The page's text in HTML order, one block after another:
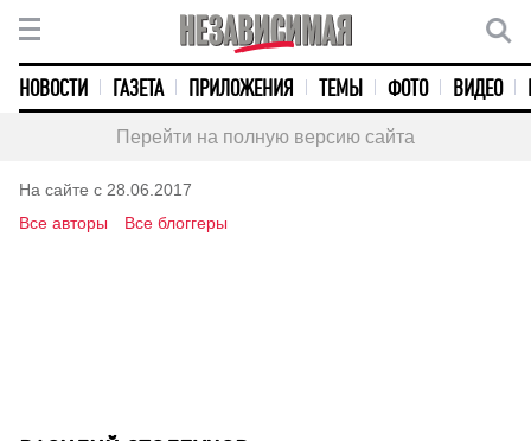
НОВОСТИ ГАЗЕТА ПРИЛОЖЕНИЯ ТЕМЫ ФОТО ВИДЕО
Перейти на полную версию сайта
На сайте с 28.06.2017
Все авторы
Все блоггеры